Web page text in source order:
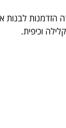
לבנות
וכיפית.